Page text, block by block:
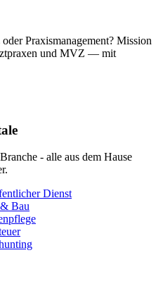
Praxismanagement? Mission
und MVZ — mit
- alle aus dem Hause
Dienst
Bau